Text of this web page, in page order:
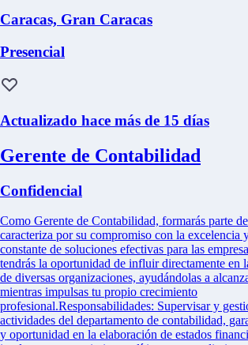
Caracas, Gran Caracas
Presencial
Actualizado hace más de 15 días
Gerente de Contabilidad
Confidencial
Como Gerente de Contabilidad, formarás parte
caracteriza por su compromiso con la excelencia
constante de soluciones efectivas para las
tendrás la oportunidad de influir directamente en
de diversas organizaciones, ayudándolas a
mientras impulsas tu propio crecimiento
profesional.Responsabilidades: Supervisar y
actividades del departamento de contabilidad,
y oportunidad en la elaboración de estados